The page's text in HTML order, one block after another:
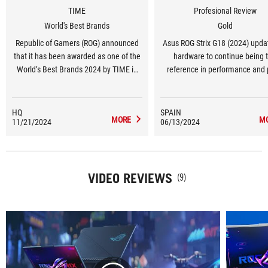
TIME
World's Best Brands
Republic of Gamers (ROG) announced
that it has been awarded as one of the
World’s Best Brands 2024 by TIME in
Electronics and Gaming Hardware and
HQ
11/21/2024
MORE
Profesional Review
Gold
Asus ROG Strix G18 (2024)
hardware to continue being
reference in performance and
laptops
SPAIN
06/13/2024
VIDEO REVIEWS (9)